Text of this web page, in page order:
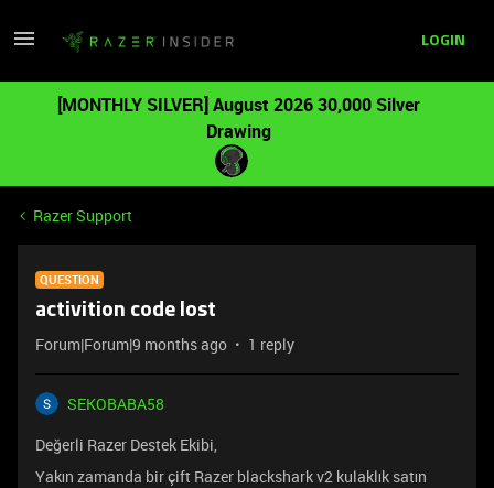
LOGIN
[MONTHLY SILVER] August 2026 30,000 Silver
Drawing
Razer Support
QUESTION
activition code lost
Forum|Forum|9 months ago 1 reply
SEKOBABA58
Değerli Razer Destek Ekibi,
Yakın zamanda bir çift Razer blackshark v2 kulaklık satın